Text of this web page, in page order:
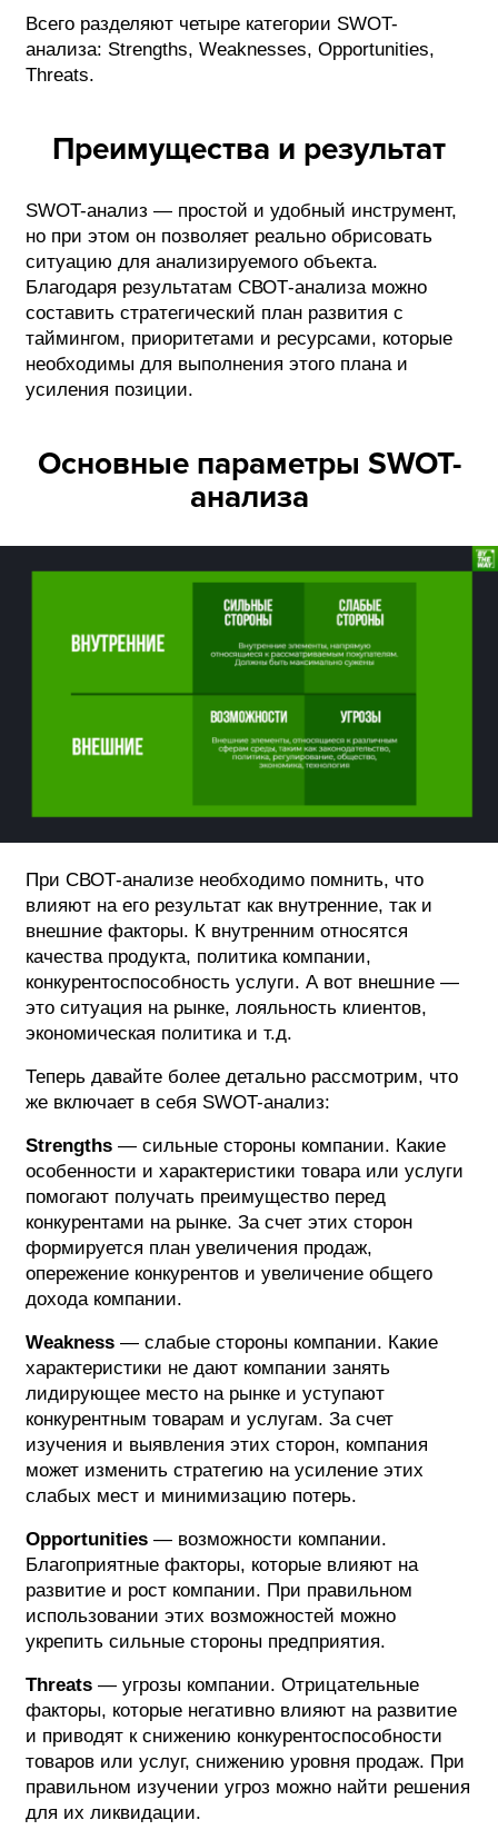
Всего разделяют четыре категории SWOT-
анализа: Strengths, Weaknesses, Opportunities,
Threats.
Преимущества и результат
SWOT-анализ — простой и удобный инструмент,
но при этом он позволяет реально обрисовать
ситуацию для анализируемого объекта.
Благодаря результатам СВОТ-анализа можно
составить стратегический план развития с
таймингом, приоритетами и ресурсами, которые
необходимы для выполнения этого плана и
усиления позиции.
Основные параметры SWOT-
анализа
При СВОТ-анализе необходимо помнить, что
влияют на его результат как внутренние, так и
внешние факторы. К внутренним относятся
качества продукта, политика компании,
конкурентоспособность услуги. А вот внешние —
это ситуация на рынке, лояльность клиентов,
экономическая политика и т.д.
Теперь давайте более детально рассмотрим, что
же включает в себя SWOT-анализ:
Strengths — сильные стороны компании. Какие
особенности и характеристики товара или услуги
помогают получать преимущество перед
конкурентами на рынке. За счет этих сторон
формируется план увеличения продаж,
опережение конкурентов и увеличение общего
дохода компании.
Weakness — слабые стороны компании. Какие
характеристики не дают компании занять
лидирующее место на рынке и уступают
конкурентным товарам и услугам. За счет
изучения и выявления этих сторон, компания
может изменить стратегию на усиление этих
слабых мест и минимизацию потерь.
Opportunities — возможности компании.
Благоприятные факторы, которые влияют на
развитие и рост компании. При правильном
использовании этих возможностей можно
укрепить сильные стороны предприятия.
Threats — угрозы компании. Отрицательные
факторы, которые негативно влияют на развитие
и приводят к снижению конкурентоспособности
товаров или услуг, снижению уровня продаж. При
правильном изучении угроз можно найти решения
для их ликвидации.